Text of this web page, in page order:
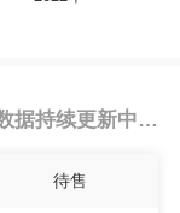
据持续更新中…
待售